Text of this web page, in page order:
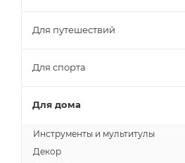
Для путешествий
Для спорта
Для дома
Инструменты и мультитулы
Декор